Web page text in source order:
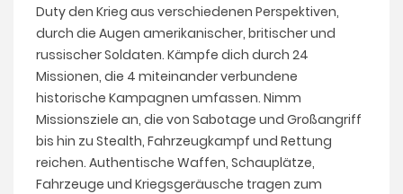
Duty den Krieg aus verschiedenen Perspektiven,
durch die Augen amerikanischer, britischer und
russischer Soldaten. Kämpfe dich durch 24
Missionen, die 4 miteinander verbundene
historische Kampagnen umfassen. Nimm
Missionsziele an, die von Sabotage und Großangriff
bis hin zu Stealth, Fahrzeugkampf und Rettung
reichen. Authentische Waffen, Schauplätze,
Fahrzeuge und Kriegsgeräusche tragen zum